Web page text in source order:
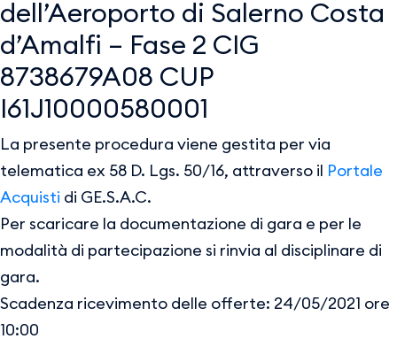
dell’Aeroporto di Salerno Costa
d’Amalfi – Fase 2 CIG
8738679A08 CUP
I61J10000580001
La presente procedura viene gestita per via
telematica ex 58 D. Lgs. 50/16, attraverso il Portale
Acquisti di GE.S.A.C.
Per scaricare la documentazione di gara e per le
modalità di partecipazione si rinvia al disciplinare di
gara.
Scadenza ricevimento delle offerte: 24/05/2021 ore
10:00